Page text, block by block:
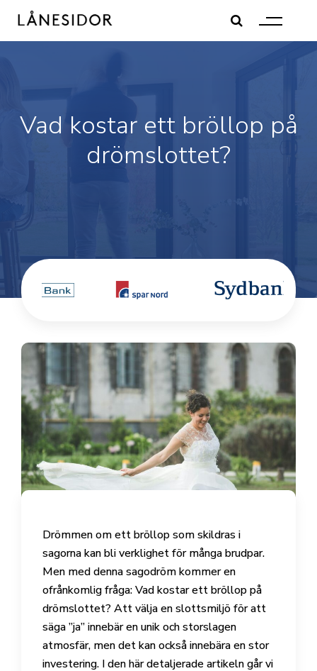
content
Vad kostar ett bröllop på
drömslottet?
Drömmen om ett bröllop som skildras i
sagorna kan bli verklighet för många brudpar.
Men med denna sagodröm kommer en
ofrånkomlig fråga: Vad kostar ett bröllop på
drömslottet? Att välja en slottsmiljö för att
säga ”ja” innebär en unik och storslagen
atmosfär, men det kan också innebära en stor
investering. I den här detaljerade artikeln går vi